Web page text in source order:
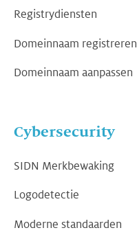
Registrydiensten
Domeinnaam registreren
Domeinnaam aanpassen
Cybersecurity
SIDN Merkbewaking
Logodetectie
Moderne standaarden